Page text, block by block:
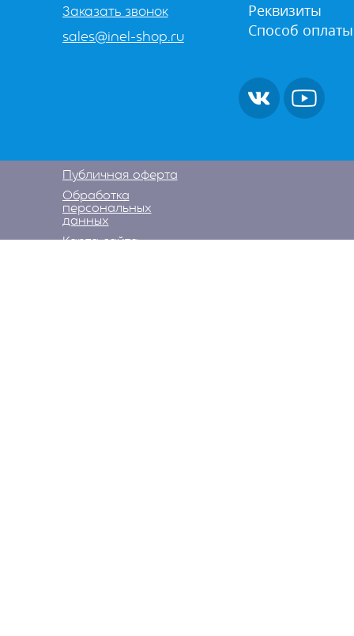
Заказать звонок
sales@inel-shop.ru
Реквизиты
Способ оплаты
Публичная оферта
Обработка
персональных
данных
Карта сайта